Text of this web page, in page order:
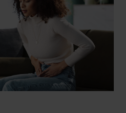
2026 wird Helios rund
in 36 Kliniken in ganz
Technologie
verursachten 2025
der CO2 Emissionen im